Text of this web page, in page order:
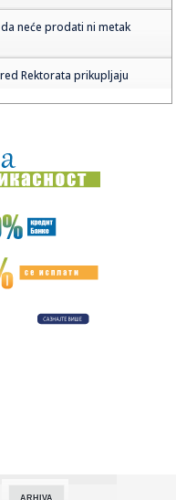
neće prodati ni metak
Rektorata prikupljaju
stanu: Ko plaća majstora,
nedelje na udaru
bivšu ljubavnicu Đanija
Grada Tužilaštvu u
ARHIVA